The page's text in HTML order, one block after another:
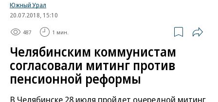
Южный Урал
20.07.2018, 15:10
487 1 мин.
Челябинским коммунистам
согласовали митинг против
пенсионной реформы
В Челябинске 28 июля пройдет очередной митинг